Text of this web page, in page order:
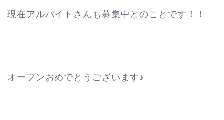
現在アルバイトさんも募集中とのことです！！
オープンおめでとうございます♪